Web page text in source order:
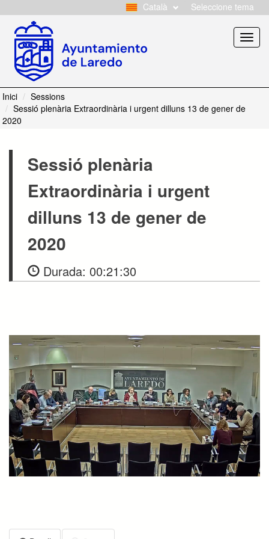
Seleccione tema
Català
Inici
Sessions
Sessió plenària Extraordinària i urgent dilluns 13 de gener de
2020
Sessió plenària
Extraordinària i urgent
dilluns 13 de gener de
2020
Durada: 00:21:30